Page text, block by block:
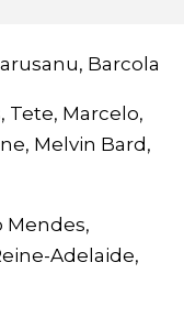
Barcola
Tete, Marcelo,
Melvin Bard,
Mendes,
Adelaide,